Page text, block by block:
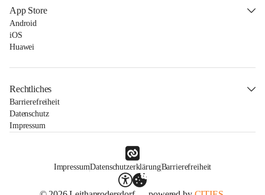
App Store
Android
iOS
Huawei
Rechtliches
Barrierefreiheit
Datenschutz
Impressum
ImpressumDatenschutzerklärungBarrierefreiheit